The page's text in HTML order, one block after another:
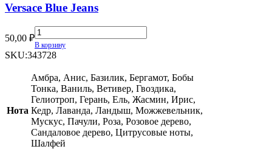
Versace Blue Jeans
50,00 ₽
Versace
Blue
Jeans
В корзину
SKU:343728
Нота
Амбра, Анис, Базилик, Бергамот, Бобы
Тонка, Ваниль, Ветивер, Гвоздика,
Гелиотроп, Герань, Ель, Жасмин, Ирис,
Кедр, Лаванда, Ландыш, Можжевельник,
Мускус, Пачули, Роза, Розовое дерево,
Сандаловое дерево, Цитрусовые ноты,
Шалфей